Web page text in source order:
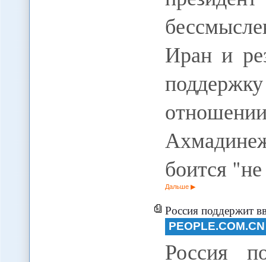
Иран и
боится
Дальше
Россия поддержит введение
PEOPLE.COM.CN
Россия